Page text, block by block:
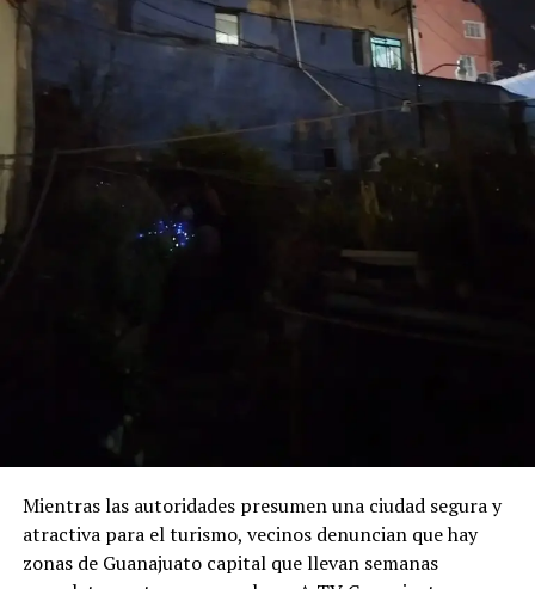
Mientras las autoridades presumen una ciudad segura y
atractiva para el turismo, vecinos denuncian que hay
zonas de Guanajuato capital que llevan semanas